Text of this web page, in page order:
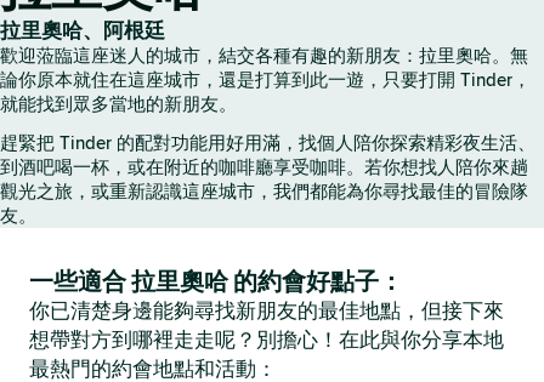
拉里奧哈、阿根廷
歡迎蒞臨這座迷人的城市，結交各種有趣的新朋友：拉里奧哈。無
論你原本就住在這座城市，還是打算到此一遊，只要打開 Tinder，
就能找到眾多當地的新朋友。
趕緊把 Tinder 的配對功能用好用滿，找個人陪你探索精彩夜生活、
到酒吧喝一杯，或在附近的咖啡廳享受咖啡。若你想找人陪你來趟
觀光之旅，或重新認識這座城市，我們都能為你尋找最佳的冒險隊
友。
一些適合 拉里奧哈 的約會好點子：
你已清楚身邊能夠尋找新朋友的最佳地點，但接下來
想帶對方到哪裡走走呢？別擔心！在此與你分享本地
最熱門的約會地點和活動：